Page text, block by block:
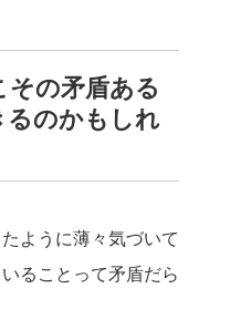
の矛盾ある
のかもしれ
ように薄々気づいて
ることって矛盾だら